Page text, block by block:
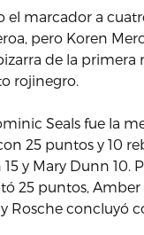
el marcador a
pero Koren
de la primera
rojinegro.
Seals fue la
25 puntos y 10
y Mary Dunn 10.
25 puntos, Amber
Rosche concluyó